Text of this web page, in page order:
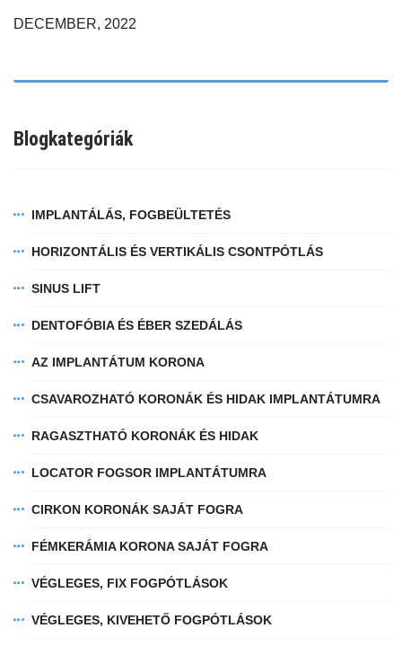
DECEMBER, 2022
Blogkategóriák
IMPLANTÁLÁS, FOGBEÜLTETÉS
HORIZONTÁLIS ÉS VERTIKÁLIS CSONTPÓTLÁS
SINUS LIFT
DENTOFÓBIA ÉS ÉBER SZEDÁLÁS
AZ IMPLANTÁTUM KORONA
CSAVAROZHATÓ KORONÁK ÉS HIDAK IMPLANTÁTUMRA
RAGASZTHATÓ KORONÁK ÉS HIDAK
LOCATOR FOGSOR IMPLANTÁTUMRA
CIRKON KORONÁK SAJÁT FOGRA
FÉMKERÁMIA KORONA SAJÁT FOGRA
VÉGLEGES, FIX FOGPÓTLÁSOK
VÉGLEGES, KIVEHETŐ FOGPÓTLÁSOK